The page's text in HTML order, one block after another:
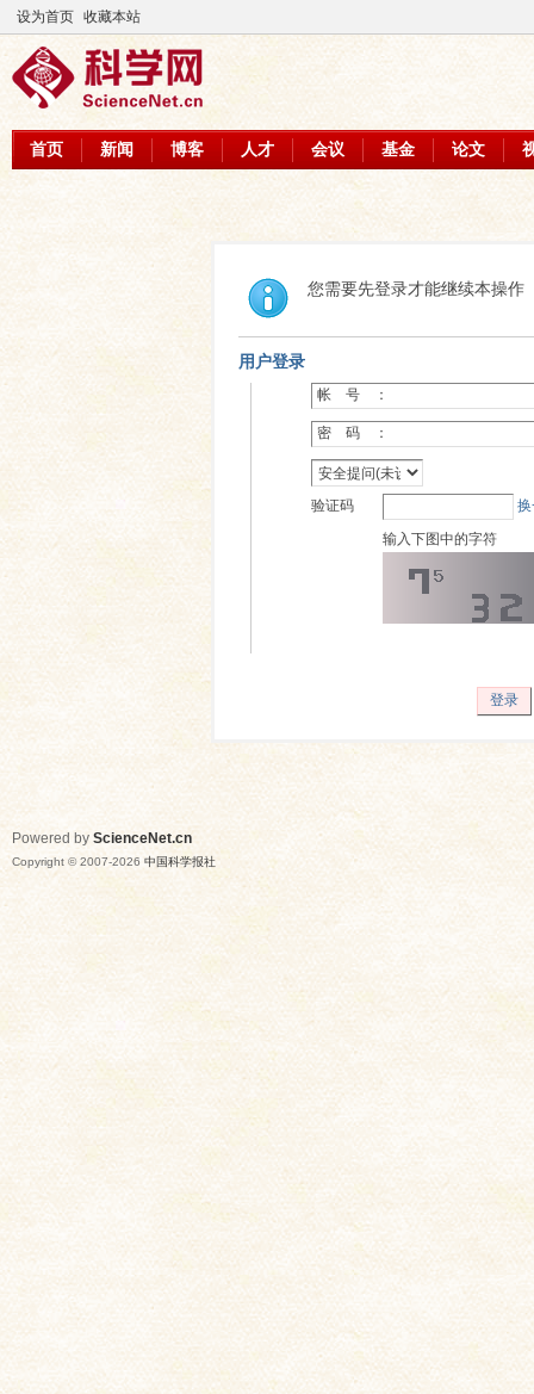
设为首页 收藏本站
首页 新闻 博客 人才 会议 基金 论文
您需要先登录才能继续本操作
用户登录
帐 号 ：
密 码 ：
验证码
输入下图中的字符
登录
Powered by ScienceNet.cn
Copyright © 2007-2026 中国科学报社